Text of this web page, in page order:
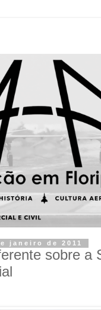
janeiro de 2011
sobre a